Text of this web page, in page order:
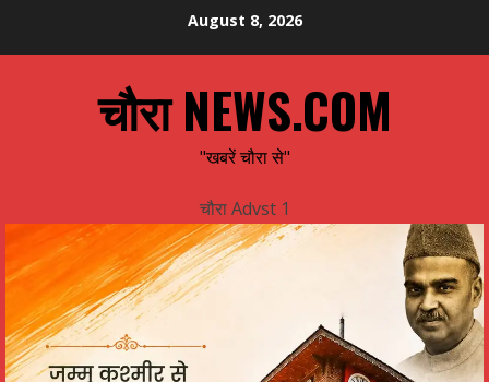
August 8, 2026
चौरा NEWS.COM
"खबरें चौरा से"
चौरा Advst 1